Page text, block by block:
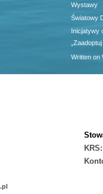
Wystawy
Światowy
Inicjatywy
Written on
KRS: